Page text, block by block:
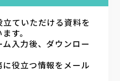
ていただける資料を
す。
入力後、ダウンロー
役立つ情報をメール